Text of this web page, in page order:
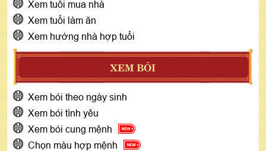
Xem tuổi mua nhà
Xem tuổi làm ăn
Xem hướng nhà hợp tuổi
XEM BÓI
Xem bói theo ngày sinh
Xem bói tình yêu
Xem bói cung mệnh
Chọn màu hợp mệnh